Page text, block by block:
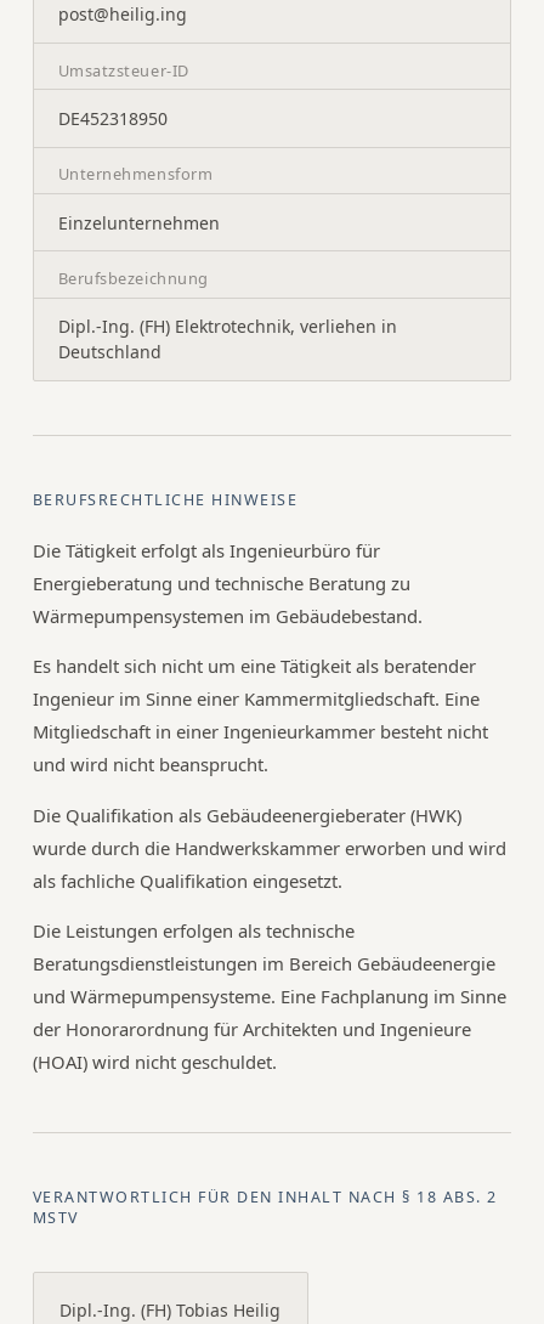
post@heilig.ing
Umsatzsteuer-ID
DE452318950
Unternehmensform
Einzelunternehmen
Berufsbezeichnung
Dipl.-Ing. (FH) Elektrotechnik, verliehen in
Deutschland
BERUFSRECHTLICHE HINWEISE
Die Tätigkeit erfolgt als Ingenieurbüro für
Energieberatung und technische Beratung zu
Wärmepumpensystemen im Gebäudebestand.
Es handelt sich nicht um eine Tätigkeit als beratender
Ingenieur im Sinne einer Kammermitgliedschaft. Eine
Mitgliedschaft in einer Ingenieurkammer besteht nicht
und wird nicht beansprucht.
Die Qualifikation als Gebäudeenergieberater (HWK)
wurde durch die Handwerkskammer erworben und wird
als fachliche Qualifikation eingesetzt.
Die Leistungen erfolgen als technische
Beratungsdienstleistungen im Bereich Gebäudeenergie
und Wärmepumpensysteme. Eine Fachplanung im Sinne
der Honorarordnung für Architekten und Ingenieure
(HOAI) wird nicht geschuldet.
VERANTWORTLICH FÜR DEN INHALT NACH § 18 ABS. 2
MSTV
Dipl.-Ing. (FH) Tobias Heilig